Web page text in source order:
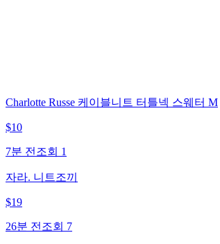
Charlotte Russe 케이블니트 터틀넥 스웨터 M
$10
7분 전 조회 1
자라. 니트조끼
$19
26분 전 조회 7